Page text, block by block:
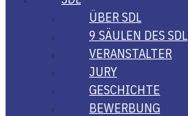
ÜBER SDL
9 SÄU­LEN DES SDL
VER­AN­STAL­TER
JURY
GESCHICH­TE
BEWER­BUNG